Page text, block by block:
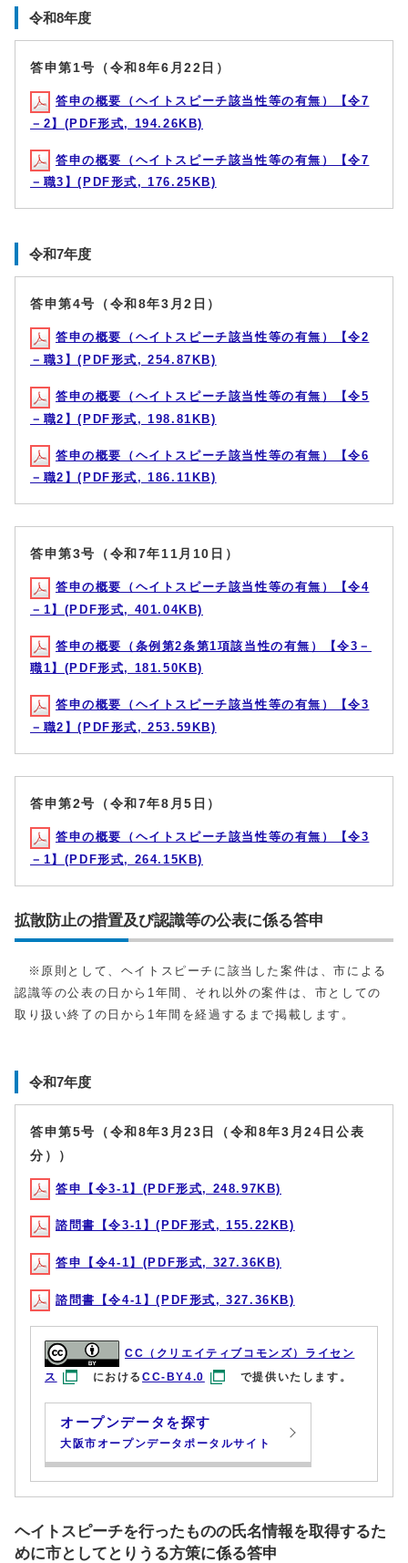
令和8年度
答申第1号（令和8年6月22日）
答申の概要（ヘイトスピーチ該当性等の有無）【令7
－2】(PDF形式, 194.26KB)
答申の概要（ヘイトスピーチ該当性等の有無）【令7
－職3】(PDF形式, 176.25KB)
令和7年度
答申第4号（令和8年3月2日）
答申の概要（ヘイトスピーチ該当性等の有無）【令2
－職3】(PDF形式, 254.87KB)
答申の概要（ヘイトスピーチ該当性等の有無）【令5
－職2】(PDF形式, 198.81KB)
答申の概要（ヘイトスピーチ該当性等の有無）【令6
－職2】(PDF形式, 186.11KB)
答申第3号（令和7年11月10日）
答申の概要（ヘイトスピーチ該当性等の有無）【令4
－1】(PDF形式, 401.04KB)
答申の概要（条例第2条第1項該当性の有無）【令3－
職1】(PDF形式, 181.50KB)
答申の概要（ヘイトスピーチ該当性等の有無）【令3
－職2】(PDF形式, 253.59KB)
答申第2号（令和7年8月5日）
答申の概要（ヘイトスピーチ該当性等の有無）【令3
－1】(PDF形式, 264.15KB)
拡散防止の措置及び認識等の公表に係る答申
※原則として、ヘイトスピーチに該当した案件は、市による
認識等の公表の日から1年間、それ以外の案件は、市としての
取り扱い終了の日から1年間を経過するまで掲載します。
令和7年度
答申第5号（令和8年3月23日（令和8年3月24日公表
分））
答申【令3-1】(PDF形式, 248.97KB)
諮問書【令3-1】(PDF形式, 155.22KB)
答申【令4-1】(PDF形式, 327.36KB)
諮問書【令4-1】(PDF形式, 327.36KB)
CC（クリエイティブコモンズ）ライセン
ス
におけるCC-BY4.0 で提供いたします。
オープンデータを探す
大阪市オープンデータポータルサイト
ヘイトスピーチを行ったものの氏名情報を取得するた
めに市としてとりうる方策に係る答申